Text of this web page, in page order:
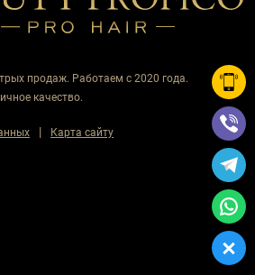
продаж. Работаем с 2020 года.
качество.
| Карта сайту